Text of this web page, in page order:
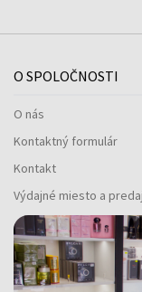
O SPOLOČNOSTI
O nás
Kontaktný formulár
Kontakt
Výdajné miesto a